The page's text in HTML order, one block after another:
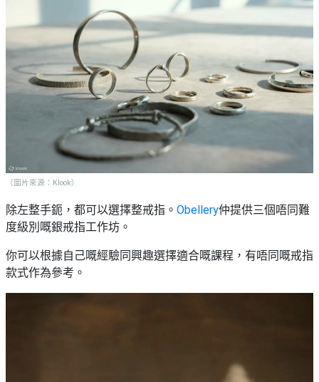
（圖片來源：Klook）
除左整手鈪，都可以選擇整戒指。 Obellery仲提供三個唔同難
度級別嘅銀戒指工作坊。
你可以根據自己嘅經驗同興趣選擇適合嘅課程，有唔同嘅戒指
款式作為參考。